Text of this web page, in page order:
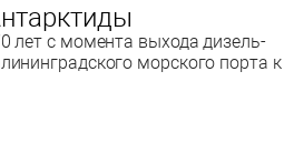
лет с момента выхода дизель-
морского порта к